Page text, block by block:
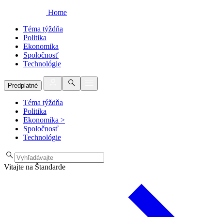
Home
Téma týždňa
Politika
Ekonomika
Spoločnosť
Technológie
Predplatné
Téma týždňa
Politika
Ekonomika >
Spoločnosť
Technológie
Vitajte na Štandarde